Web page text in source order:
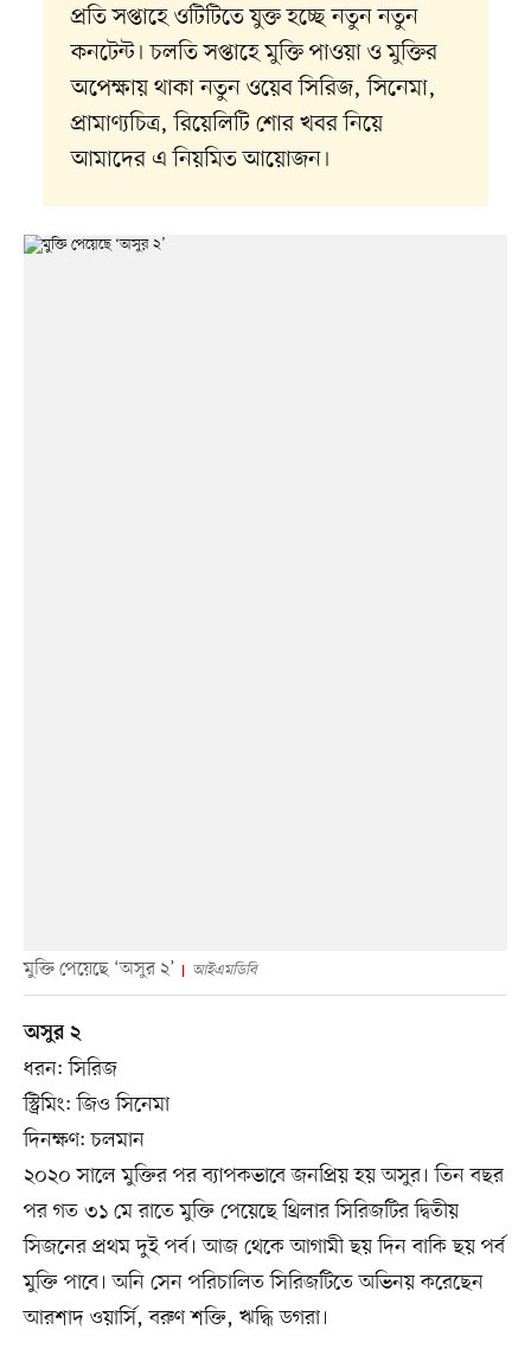
প্রতি সপ্তাহে ওটিটিতে যুক্ত হচ্ছে নতুন নতুন
কনটেন্ট। চলতি সপ্তাহে মুক্তি পাওয়া ও মুক্তির
অপেক্ষায় থাকা নতুন ওয়েব সিরিজ, সিনেমা,
প্রামাণ্যচিত্র, রিয়েলিটি শোর খবর নিয়ে
আমাদের এ নিয়মিত আয়োজন।
মুক্তি পেয়েছে ‘অসুর ২’ আইএমডিবি
অসুর ২
ধরন: সিরিজ
স্ট্রিমিং: জিও সিনেমা
দিনক্ষণ: চলমান
২০২০ সালে মুক্তির পর ব্যাপকভাবে জনপ্রিয় হয় অসুর। তিন বছর
পর গত ৩১ মে রাতে মুক্তি পেয়েছে থ্রিলার সিরিজটির দ্বিতীয়
সিজনের প্রথম দুই পর্ব। আজ থেকে আগামী ছয় দিন বাকি ছয় পর্ব
মুক্তি পাবে। অনি সেন পরিচালিত সিরিজটিতে অভিনয় করেছেন
আরশাদ ওয়ার্সি, বরুণ শক্তি, ঋদ্ধি ডগরা।